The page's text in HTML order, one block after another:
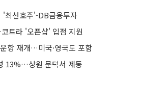
'최선호주'-DB금융투자
트라 '오픈샵' 입점 지원
항 재개…미국·영국도 포함
13%…상원 문턱서 제동